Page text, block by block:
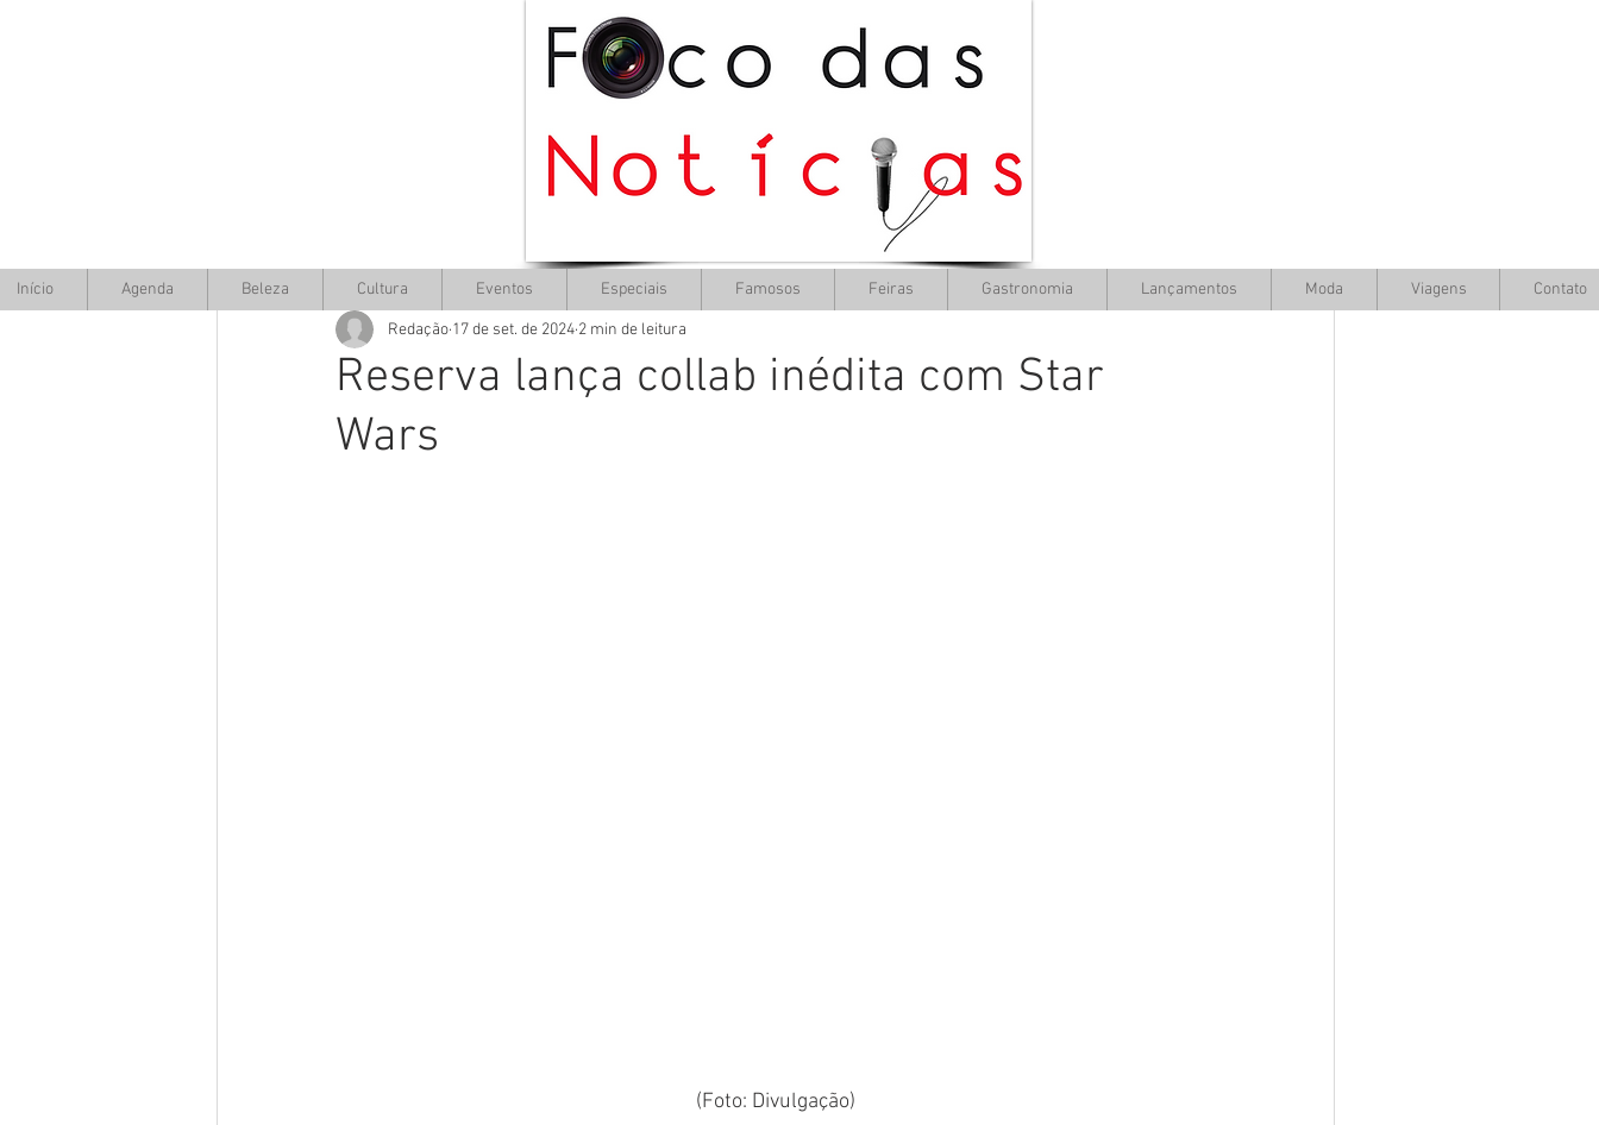
Reserva lança collab inédita com Star
Wars
Redação 17 de set. de 2024 2 min de leitura
(Foto: Divulgação)
Início Agenda Beleza Cultura Eventos Especiais Famosos Feiras Gastronomia Lançamentos Moda Viagens Contato